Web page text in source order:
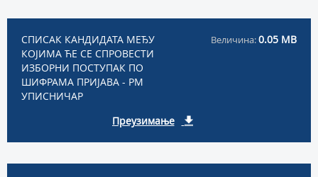
СПИСАК КАНДИДАТА МЕЂУ
КОЈИМА ЋЕ СЕ СПРОВЕСТИ
ИЗБОРНИ ПОСТУПАК ПО
ШИФРАМА ПРИЈАВА - РМ
УПИСНИЧАР
Величина:0.05 MB
Преузимање